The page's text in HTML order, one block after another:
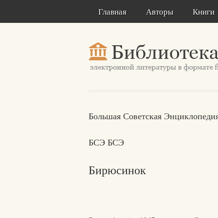
Главная Авторы Книги
Большая Советская
БСЭ БСЭ
Бирюсинок